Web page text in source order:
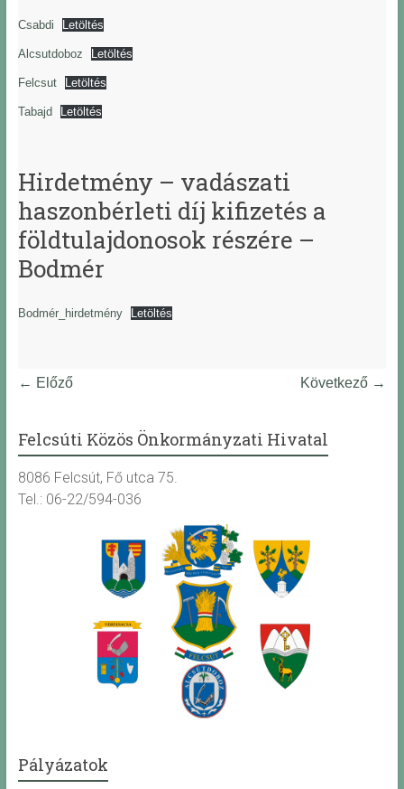
Csabdi Letöltés
Alcsutdoboz Letöltés
Felcsut Letöltés
Tabajd Letöltés
Hirdetmény – vadászati
haszonbérleti díj kifizetés a
földtulajdonosok részére –
Bodmér
Bodmér_hirdetmény Letöltés
← Előző Következő →
Felcsúti Közös Önkormányzati Hivatal
8086 Felcsút, Fő utca 75.
Tel.: 06-22/594-036
Pályázatok